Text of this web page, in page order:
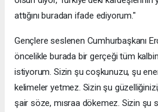
attığını buradan ifade ediyorum."
Gençlere seslenen Cumhurbaşkanı
öncelikle burada bir gerçeği tüm
istiyorum. Sizin şu coşkunuzu, şu
kelimeler yetmez. Sizin şu güzelliğinizi,
şair söze, mısraa dökemez. Sizin şu